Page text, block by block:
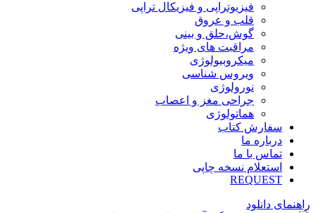
فیزیوتراپی و فیزیکال تراپی
قلب و عروق
گوش،حلق و بینی
مراقبت های ویژه
میکروبیولوژی
ویروس شناسی
نورولوژی
جراحی مغز و اعصاب
هماتولوژی
سفارش کتاب
درباره ما
تماس با ما
استعلام نسخه چاپی
REQUEST
راهنمای دانلود